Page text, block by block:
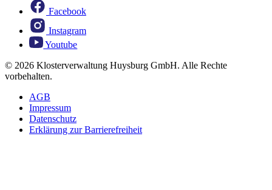
Facebook
Instagram
Youtube
© 2026 Klosterverwaltung Huysburg GmbH. Alle Rechte
vorbehalten.
AGB
Impressum
Datenschutz
Erklärung zur Barrierefreiheit